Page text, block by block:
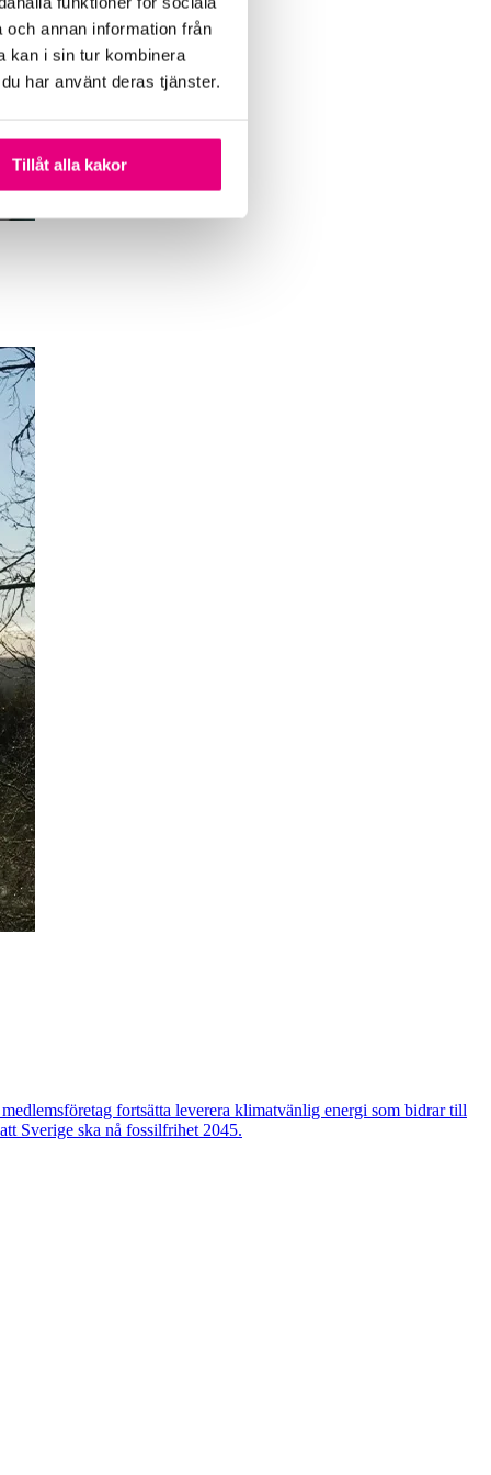
annan information från
kan i sin tur kombinera
har använt deras tjänster.
Tillåt alla kakor
fortsätta leverera klimatvänlig energi som bidrar till
Sverige ska nå fossilfrihet 2045.